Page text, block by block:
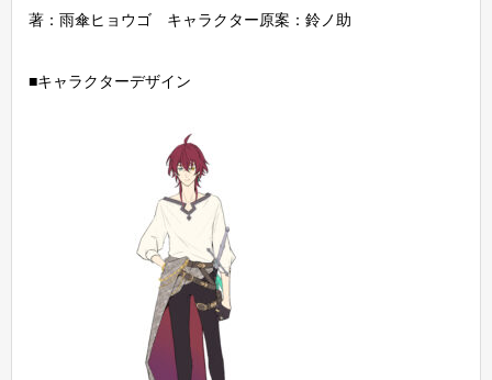
著：雨傘ヒョウゴ キャラクター原案：鈴ノ助
■キャラクターデザイン